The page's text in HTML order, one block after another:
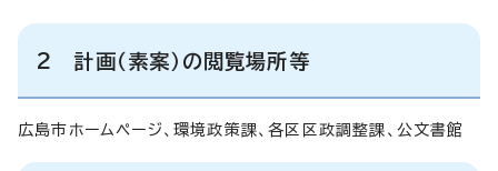
2 計画（素案）の閲覧場所等
広島市ホームページ、環境政策課、各区区政調整課、公文書館